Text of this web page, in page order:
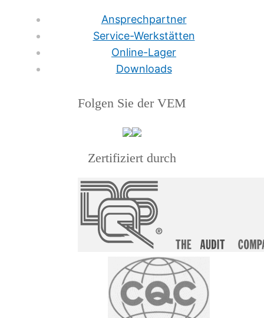
Ansprechpartner
Service-Werkstätten
Online-Lager
Downloads
Folgen Sie der VEM
Zertifiziert durch